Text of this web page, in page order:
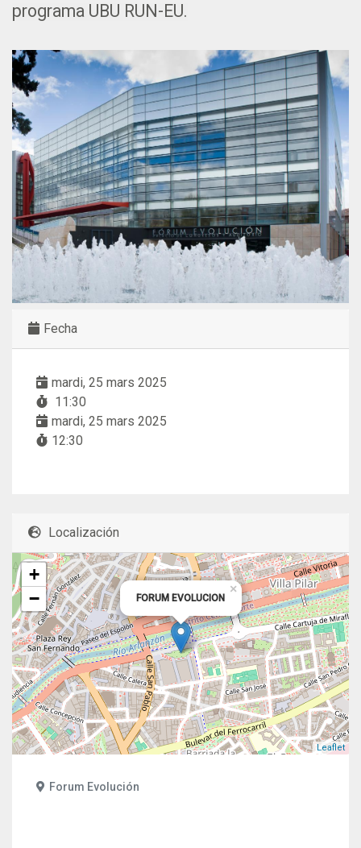
programa UBU RUN-EU.
Fecha
mardi, 25 mars 2025
11:30
mardi, 25 mars 2025
12:30
Localización
FORUM EVOLUCION
×
+
−
Leaflet
Forum Evolución